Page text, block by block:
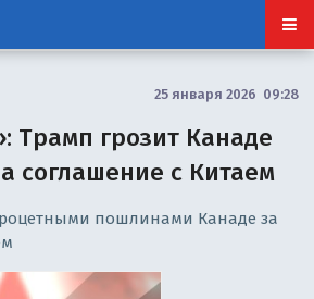
25 января 2026 09:28
Трамп грозит Канаде
соглашение с Китаем
пошлинами Канаде за